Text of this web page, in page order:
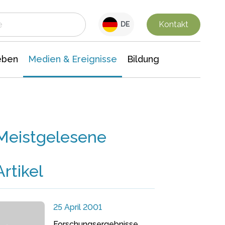
DE Kontakt
Medien & Ereignisse Bildung
25 April 2001